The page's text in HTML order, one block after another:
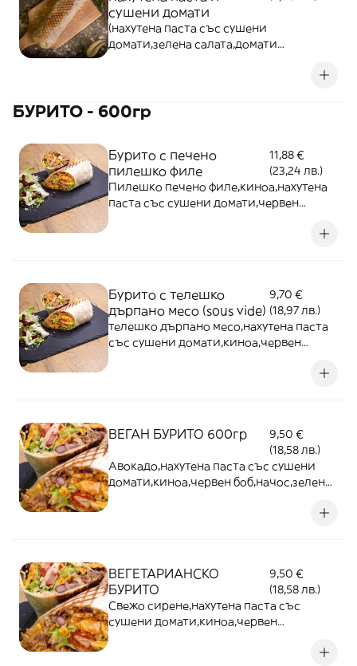
сушени домати
(нахутена паста със сушени
домати,зелена салата,домати
БУРИТО - 600гр
Бурито с печено
пилешко филе
11,88 €
(23,24 лв.)
Пилешко печено филе,киноа,нахутена
паста със сушени домати,червен
Бурито с телешко
дърпано месо (sous vide)
9,70 €
(18,97 лв.)
телешко дърпано месо,нахутена паста
със сушени домати,киноа,червен
ВЕГАН БУРИТО 600гр
9,50 €
(18,58 лв.)
Авокадо,нахутена паста със сушени
домати,киноа,червен боб,начос,зелена
ВЕГЕТАРИАНСКО
БУРИТО
9,50 €
(18,58 лв.)
Свежо сирене,нахутена паста със
сушени домати,киноа,червен